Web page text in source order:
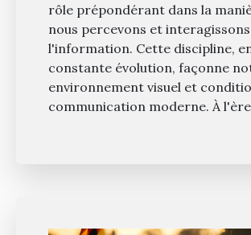
rôle prépondérant dans la
nous percevons et interagissons
l'information. Cette discipline,
constante évolution, façonne
environnement visuel et
communication moderne. À l'ère